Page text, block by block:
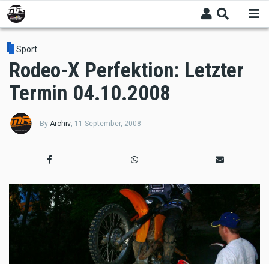
Skip
to
main
content
Sport
Rodeo-X Perfektion: Letzter
Termin 04.10.2008
By Archiv, 11 September, 2008